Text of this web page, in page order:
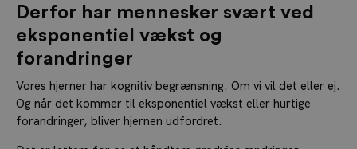
Derfor har mennesker svært ved
eksponentiel vækst og
forandringer
Vores hjerner har kognitiv begrænsning. Om vi vil det eller ej.
Og når det kommer til eksponentiel vækst eller hurtige
forandringer, bliver hjernen udfordret.